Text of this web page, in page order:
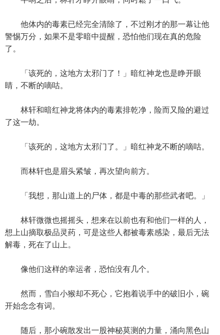
他体内的毒素已经完全清除了，不过刚才的那一幕让他
警惕万分，如果不是零暗中提醒，恐怕他们现在真的危险
了。
「该死的，这地方太邪门了！」暗红神龙也是睁开眼
睛，不断的嘀咕。
林轩和暗红神龙将体内的毒素排乾净，险而又险的避过
了这一劫。
「该死的，这地方太邪门了。」暗红神龙不断的嘀咕。
而林轩也是眉头紧皱，再次望向前方。
「我想，那山道上的尸体，都是中毒的那些武者吧。」
林轩微微也摇摇头，想来在以前也有和他们一样的人，
想上山摘取极品灵药，可是这些人都被毒素感染，最后无法
解毒，死在了山上。
像他们这样的幸运者，恐怕没有几个。
然而，雪白小猴却不死心，它抱着说手中的破旧小，碗
开始念念有词。
随后，那小碗散发出一股神秘莫测的力量，涌向黑色山